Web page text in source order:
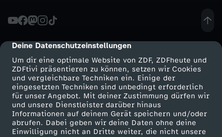
cmp-dialog-description
Deine Datenschutzeinstellungen
Um dir eine optimale Website von ZDF, ZDFheute und
ZDFtivi präsentieren zu können, setzen wir Cookies
und vergleichbare Techniken ein. Einige der
eingesetzten Techniken sind unbedingt erforderlich
für unser Angebot. Mit deiner Zustimmung dürfen wir
und unsere Dienstleister darüber hinaus
Informationen auf deinem Gerät speichern und/oder
abrufen. Dabei geben wir deine Daten ohne deine
Einwilligung nicht an Dritte weiter, die nicht unsere
g
a
z
i
n
-
Mehr ZDF
ZDF-Apps
Smart TV
Service
ZDFmitreden
Kontakt zum ZDF